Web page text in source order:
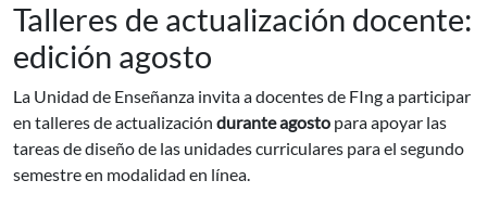
Talleres de actualización docente:
edición agosto
La Unidad de Enseñanza invita a docentes de FIng a participar
en talleres de actualización durante agosto para apoyar las
tareas de diseño de las unidades curriculares para el segundo
semestre en modalidad en línea.